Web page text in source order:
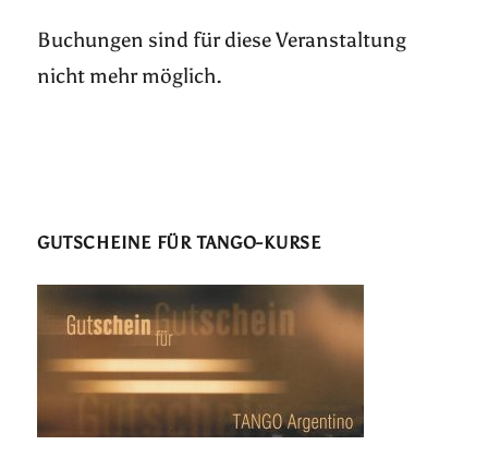
Buchungen sind für diese Veranstaltung
nicht mehr möglich.
GUTSCHEINE FÜR TANGO-KURSE